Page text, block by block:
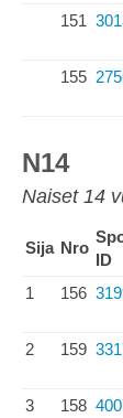
151
155
N14
Naiset 14
Sija Nro
ID
1 156
2 159
3 158